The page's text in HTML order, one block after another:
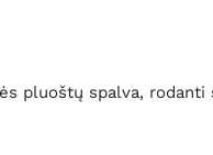
pluoštų spalva,